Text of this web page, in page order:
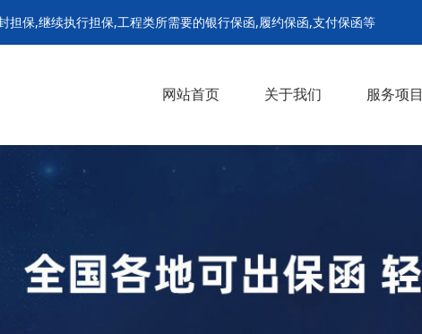
保,继续执行担保,工程类所需要的银行保函,履约保函,支付保函等
网站首页 关于我们 服务项目